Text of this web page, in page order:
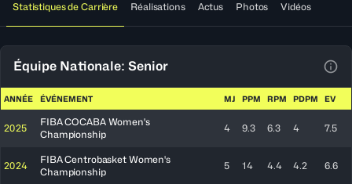
Statistiques de Carrière Réalisations Actus Photos Vidéos
Équipe Nationale: Senior
ANNÉE ÉVÉNEMENT MJ PPM RPM PDPM EV
2025
FIBA COCABA Women's
Championship
4 9.3 6.3 4 7.5
2024
FIBA Centrobasket Women's
Championship
5 14 4.4 4.2 6.6